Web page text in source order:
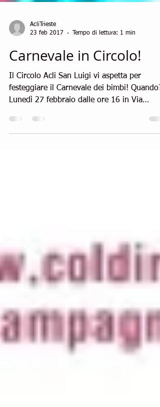
23 feb 2017
Tempo di lettura: 1 min
Carnevale in Circolo!
Il Circolo Acli San Luigi vi aspetta per
Lunedì 27 febbraio dalle ore 16 in Via
Aldegardi,...